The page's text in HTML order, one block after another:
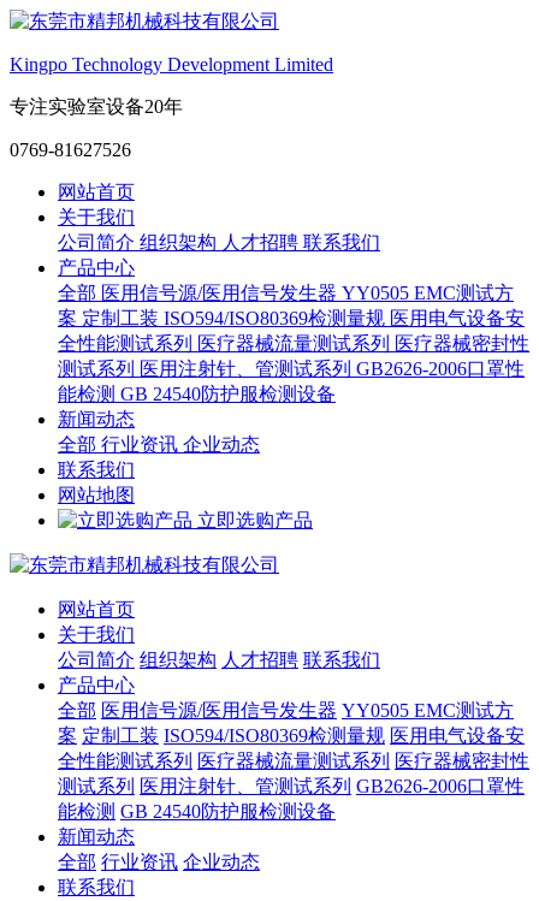
Kingpo Technology Development Limited
专注实验室设备20年
0769-81627526
网站首页
关于我们
公司简介 组织架构 人才招聘 联系我们
产品中心
全部 医用信号源/医用信号发生器 YY0505 EMC测试方
案 定制工装 ISO594/ISO80369检测量规 医用电气设备安
全性能测试系列 医疗器械流量测试系列 医疗器械密封性
测试系列 医用注射针、管测试系列 GB2626-2006口罩性
能检测 GB 24540防护服检测设备
新闻动态
全部 行业资讯 企业动态
联系我们
网站地图
立即选购产品
网站首页
关于我们
公司简介 组织架构 人才招聘 联系我们
产品中心
全部 医用信号源/医用信号发生器 YY0505 EMC测试方
案 定制工装 ISO594/ISO80369检测量规 医用电气设备安
全性能测试系列 医疗器械流量测试系列 医疗器械密封性
测试系列 医用注射针、管测试系列 GB2626-2006口罩性
能检测 GB 24540防护服检测设备
新闻动态
全部 行业资讯 企业动态
联系我们